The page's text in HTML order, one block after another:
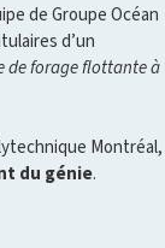
de Groupe Océan
d’un
de forage flottante à
Montréal,
du génie.